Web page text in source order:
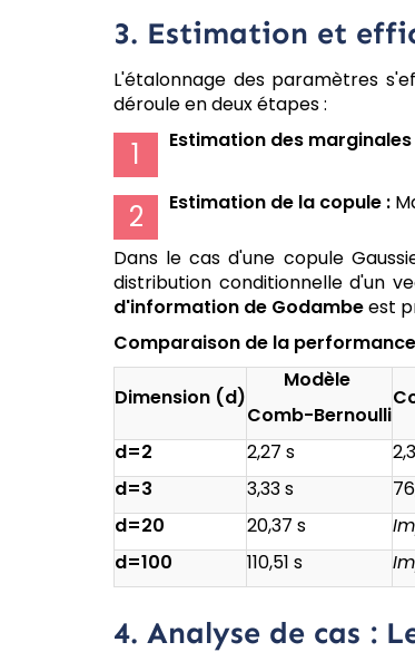
3. Estimation et
L'étalonnage des paramètres
déroule en deux étapes :
Estimation des marginales
Estimation de la copule :
Dans le cas d'une copule
distribution conditionnelle d'un
d'information de Godambeest
Comparaison de la
Dimension (d)
Modèle
Comb-Bernoulli
d=2 2,27 s
d=3
3,33 s
d=20
20,37 s
d=100
110,51 s
4. Analyse de cas :